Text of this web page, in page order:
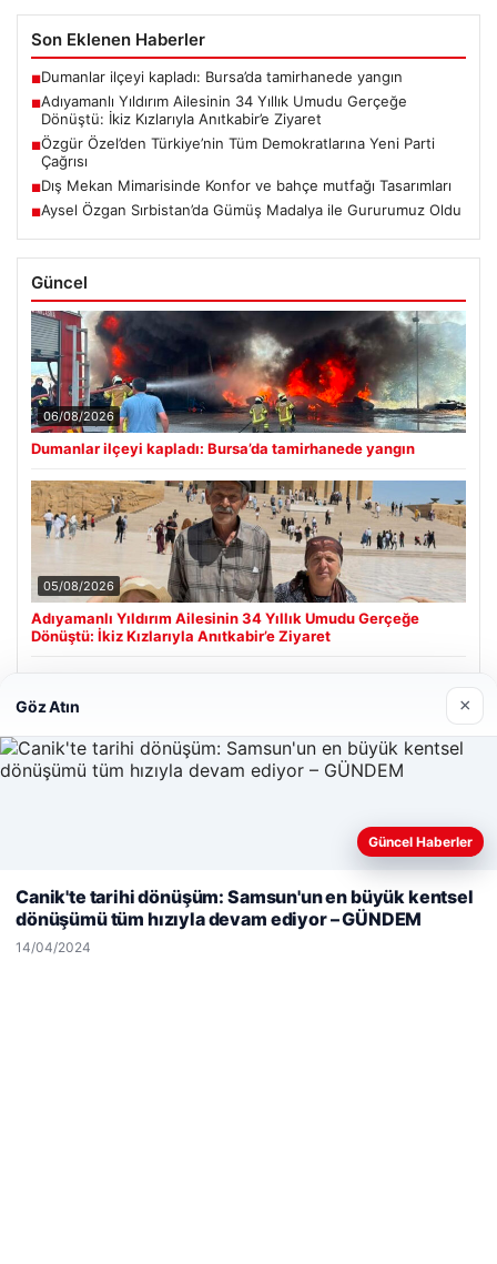
Son Eklenen Haberler
■Dumanlar ilçeyi kapladı: Bursa’da tamirhanede yangın
■Adıyamanlı Yıldırım Ailesinin 34 Yıllık Umudu Gerçeğe
Dönüştü: İkiz Kızlarıyla Anıtkabir’e Ziyaret
■Özgür Özel’den Türkiye’nin Tüm Demokratlarına Yeni Parti
Çağrısı
■Dış Mekan Mimarisinde Konfor ve bahçe mutfağı Tasarımları
■Aysel Özgan Sırbistan’da Gümüş Madalya ile Gururumuz Oldu
Güncel
06/08/2026
Dumanlar ilçeyi kapladı: Bursa’da tamirhanede yangın
05/08/2026
Adıyamanlı Yıldırım Ailesinin 34 Yıllık Umudu Gerçeğe
Dönüştü: İkiz Kızlarıyla Anıtkabir’e Ziyaret
Hastaş Beton
Web sitemizi nasıl kullandığınızı daha iyi anlayabilmek,
kullanıyoruz.Çerez Politikamız
Reddet Kabul Et
Göz Atın ×
Güncel Haberler
Canik'te tarihi dönüşüm: Samsun'un en büyük kentsel
dönüşümü tüm hızıyla devam ediyor – GÜNDEM
14/04/2024